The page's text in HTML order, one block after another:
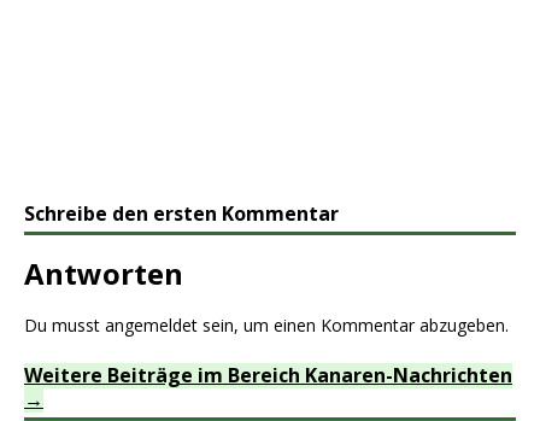
Schreibe den ersten Kommentar
Antworten
Du musst angemeldet sein, um einen Kommentar abzugeben.
Weitere Beiträge im Bereich Kanaren-Nachrichten